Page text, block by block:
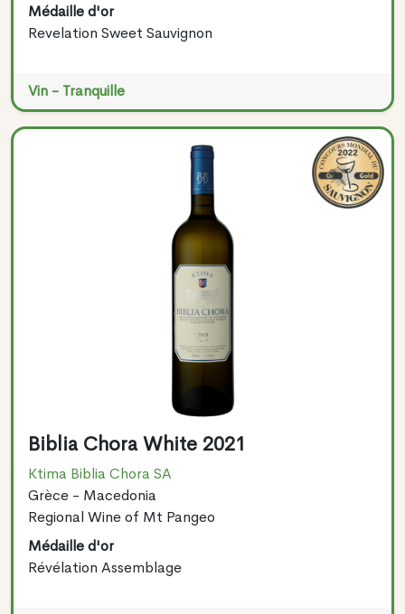
Médaille d'or
Revelation Sweet Sauvignon
Vin - Tranquille
Biblia Chora White 2021
Ktima Biblia Chora SA
Grèce - Macedonia
Regional Wine of Mt Pangeo
Médaille d'or
Révélation Assemblage